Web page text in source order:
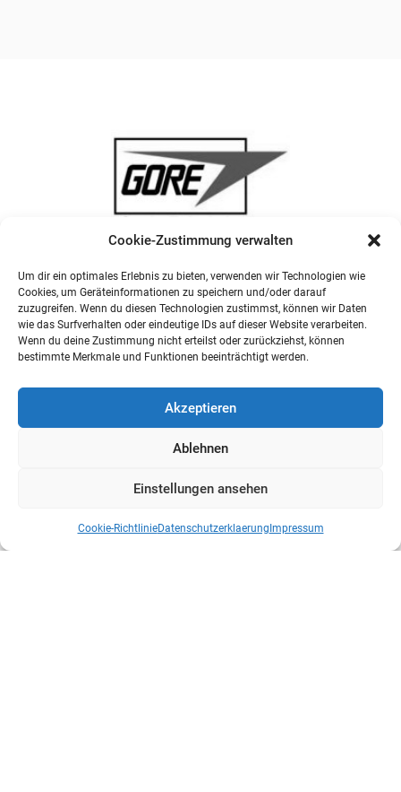
Cookie-Zustimmung verwalten
Um dir ein optimales Erlebnis zu bieten, verwenden wir Technologien wie
Cookies, um Geräteinformationen zu speichern und/oder darauf
zuzugreifen. Wenn du diesen Technologien zustimmst, können wir Daten
wie das Surfverhalten oder eindeutige IDs auf dieser Website verarbeiten.
Wenn du deine Zustimmung nicht erteilst oder zurückziehst, können
bestimmte Merkmale und Funktionen beeinträchtigt werden.
Akzeptieren
Ablehnen
Einstellungen ansehen
Cookie-RichtlinieDatenschutzerklaerung Impressum